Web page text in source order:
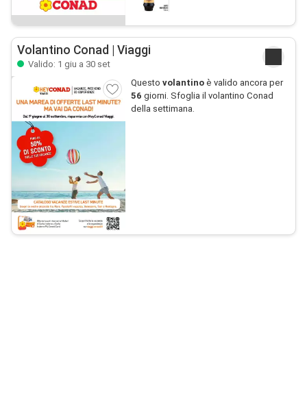
Volantino Conad | Viaggi
Valido: 1 giu a 30 set
Questo volantinoè valido ancora per
56 giorni. Sfoglia il volantino Conad
della settimana.